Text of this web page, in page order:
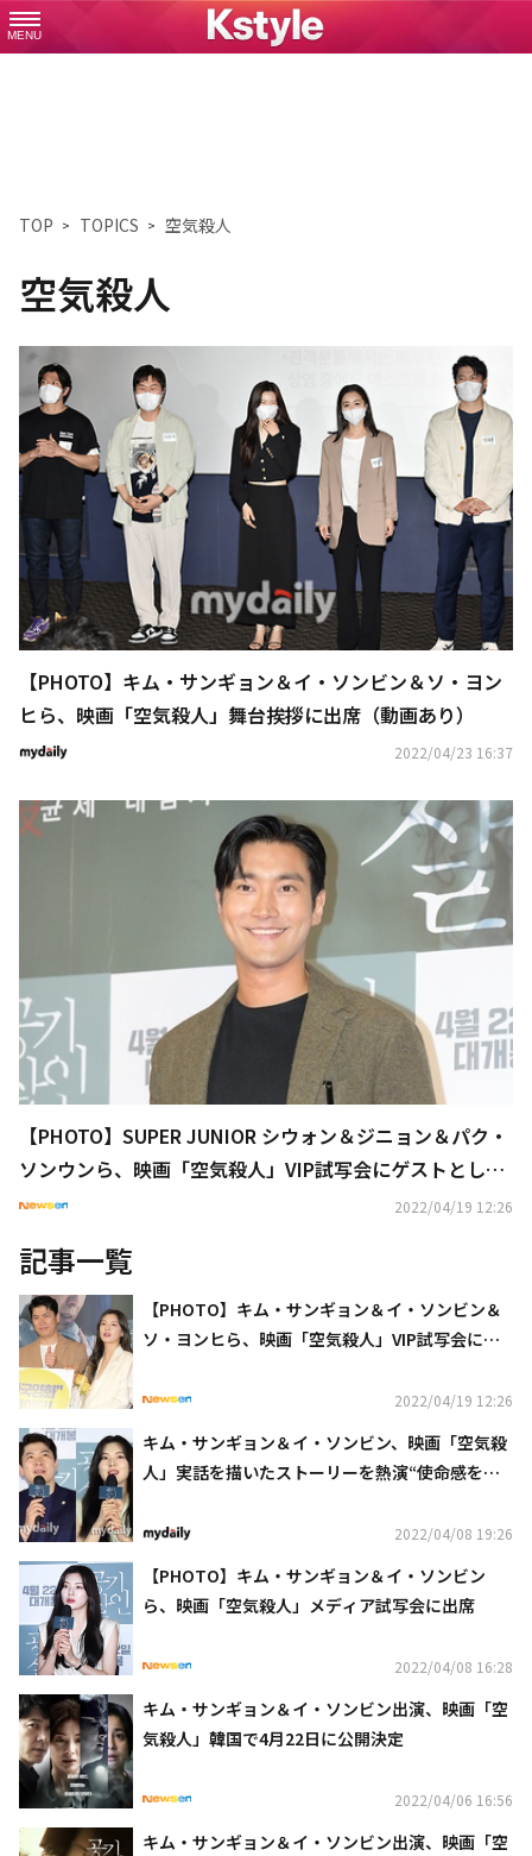
MENU
TOP TOPICS 空気殺人
空気殺人
【PHOTO】キム・サンギョン＆イ・ソンビン＆ソ・ヨン
ヒら、映画「空気殺人」舞台挨拶に出席（動画あり）
2022/04/23 16:37
【PHOTO】SUPER JUNIOR シウォン＆ジニョン＆パク・
ソンウンら、映画「空気殺人」VIP試写会にゲストとして
参加（動画あり）
2022/04/19 12:26
記事一覧
【PHOTO】キム・サンギョン＆イ・ソンビン＆
ソ・ヨンヒら、映画「空気殺人」VIP試写会に出
2022/04/19 12:26
キム・サンギョン＆イ・ソンビン、映画「空気殺
人」実話を描いたストーリーを熱演“使命感を果
2022/04/08 19:26
【PHOTO】キム・サンギョン＆イ・ソンビン
ら、映画「空気殺人」メディア試写会に出席
2022/04/08 16:28
キム・サンギョン＆イ・ソンビン出演、映画「空
気殺人」韓国で4月22日に公開決定
2022/04/06 16:56
キム・サンギョン＆イ・ソンビン出演、映画「空